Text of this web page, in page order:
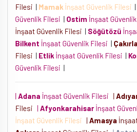
Filesi | Mamak İnşaat Güvenlik Filesi |
Güvenlik Filesi | Ostim İnşaat
İnşaat Güvenlik Filesi | Söğütözü
Bilkent İnşaat Güvenlik Filesi |
Filesi | Etlik İnşaat Güvenlik Filesi |
Güvenlik Filesi |
| Adana İnşaat Güvenlik Filesi |
Filesi | Afyonkarahisar İnşaat
İnşaat Güvenlik Filesi | Amasya